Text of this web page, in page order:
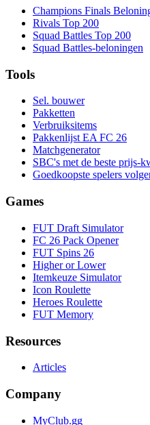
Champions Finals
Rivals Top 200
Squad Battles Top 200
Squad Battles-beloningen
Tools
Sel. bouwer
Pakketten
Verbruiksitems
Pakkenlijst EA FC 26
Matchgenerator
SBC's met de beste prijs-
Goedkoopste spelers
Games
FUT Draft Simulator
FC 26 Pack Opener
FUT Spins 26
Higher or Lower
Itemkeuze Simulator
Icon Roulette
Heroes Roulette
FUT Memory
Resources
Articles
Company
MyClub.gg